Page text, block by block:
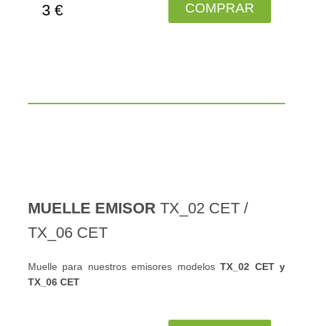
3 € COMPRAR
MUELLE EMISOR TX_02 CET /
TX_06 CET
Muelle para nuestros emisores modelosTX_02 CET y
TX_06 CET